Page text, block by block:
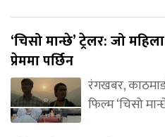
‘चिसो मान्छे’ ट्रेलर: जो
प्रेममा पर्छिन
रंगखबर,
फिल्म ‘चिसो